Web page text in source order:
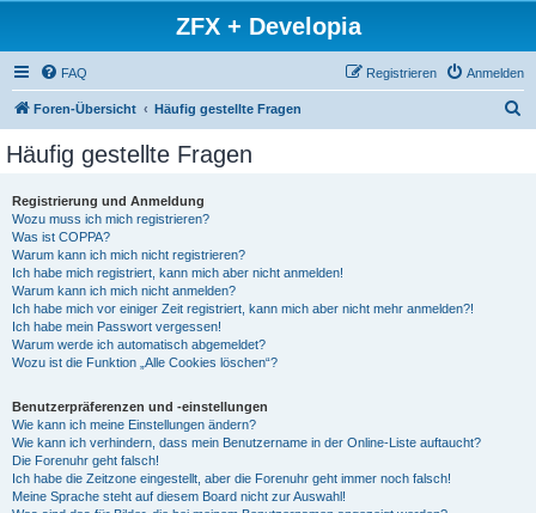
ZFX + Developia
FAQ Anmelden
Registrieren
Foren-Übersicht Häufig gestellte Fragen
Häufig gestellte Fragen
Registrierung und Anmeldung
Wozu muss ich mich registrieren?
Was ist COPPA?
Warum kann ich mich nicht registrieren?
Ich habe mich registriert, kann mich aber nicht anmelden!
Warum kann ich mich nicht anmelden?
Ich habe mich vor einiger Zeit registriert, kann mich aber nicht mehr anmelden?!
Ich habe mein Passwort vergessen!
Warum werde ich automatisch abgemeldet?
Wozu ist die Funktion „Alle Cookies löschen“?
Benutzerpräferenzen und -einstellungen
Wie kann ich meine Einstellungen ändern?
Wie kann ich verhindern, dass mein Benutzername in der Online-Liste auftaucht?
Die Forenuhr geht falsch!
Ich habe die Zeitzone eingestellt, aber die Forenuhr geht immer noch falsch!
Meine Sprache steht auf diesem Board nicht zur Auswahl!